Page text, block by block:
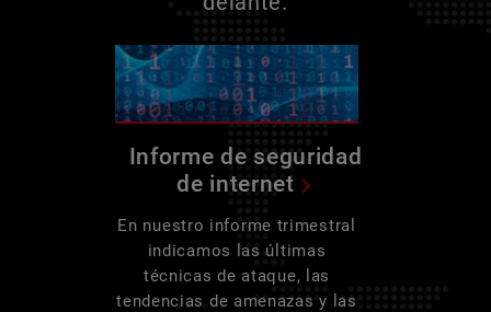
Informe de seguridad
de internet
En nuestro informe trimestral
indicamos las últimas
técnicas de ataque, las
tendencias de amenazas y las